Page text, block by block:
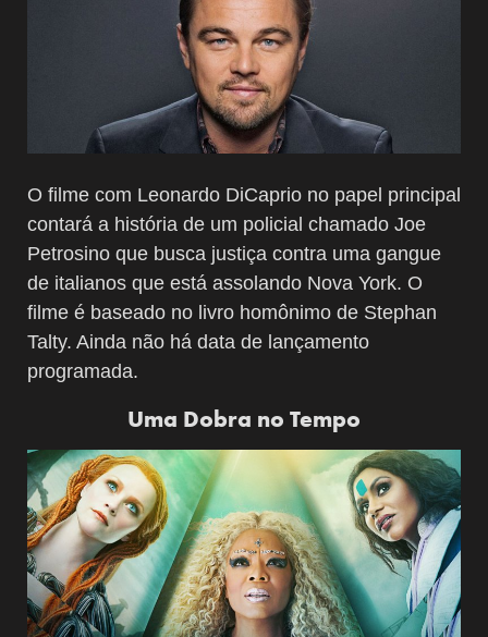
O filme com Leonardo DiCaprio no papel principal
contará a história de um policial chamado Joe
Petrosino que busca justiça contra uma gangue
de italianos que está assolando Nova York. O
filme é baseado no livro homônimo de Stephan
Talty. Ainda não há data de lançamento
programada.
Uma Dobra no Tempo